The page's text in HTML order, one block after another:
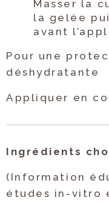
Masser la
la gelée
avant
Pour une
déshydratante
Appliquer en
Ingrédients
(Information
études in-vitro